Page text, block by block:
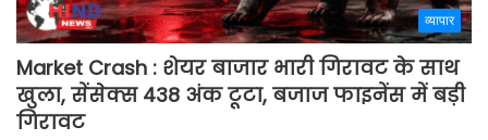
व्यापार
Market Crash : शेयर बाजार भारी गिरावट के साथ
खुला, सेंसेक्स 438 अंक टूटा, बजाज फाइनेंस में बड़ी
गिरावट